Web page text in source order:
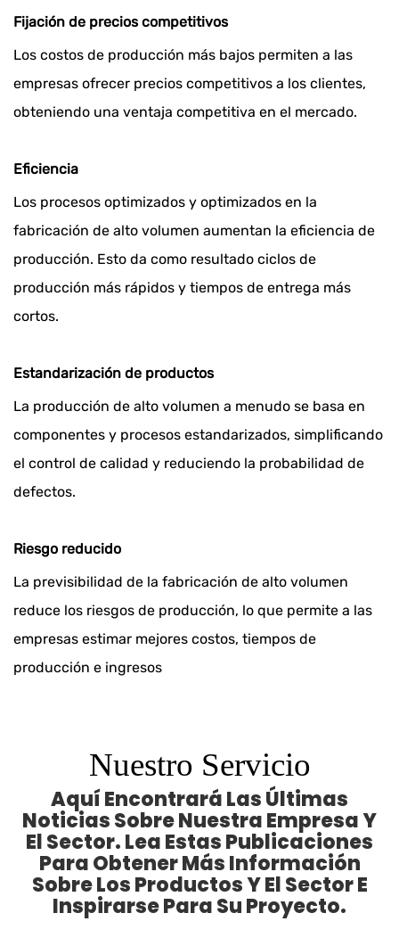
Fijación de precios competitivos
Los costos de producción más bajos permiten a las
empresas ofrecer precios competitivos a los clientes,
obteniendo una ventaja competitiva en el mercado.
Eficiencia
Los procesos optimizados y optimizados en la
fabricación de alto volumen aumentan la eficiencia de
producción. Esto da como resultado ciclos de
producción más rápidos y tiempos de entrega más
cortos.
Estandarización de productos
La producción de alto volumen a menudo se basa en
componentes y procesos estandarizados, simplificando
el control de calidad y reduciendo la probabilidad de
defectos.
Riesgo reducido
La previsibilidad de la fabricación de alto volumen
reduce los riesgos de producción, lo que permite a las
empresas estimar mejores costos, tiempos de
producción e ingresos
Nuestro Servicio
Aquí Encontrará Las Últimas
Noticias Sobre Nuestra Empresa Y
El Sector. Lea Estas Publicaciones
Para Obtener Más Información
Sobre Los Productos Y El Sector E
Inspirarse Para Su Proyecto.